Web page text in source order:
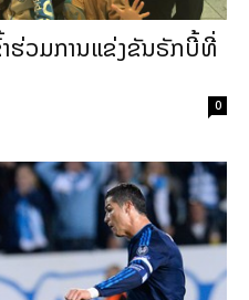
າຮ່ວມການແຂ່ງຂັນຣັກບີ້ທີ່
0